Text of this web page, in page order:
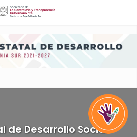
de Desarrollo Social